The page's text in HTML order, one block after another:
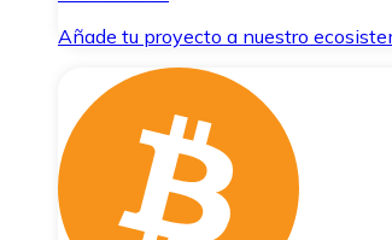
Añade tu proyecto a nuestro